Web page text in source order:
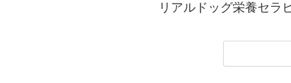
リアルドッグ栄養セラ